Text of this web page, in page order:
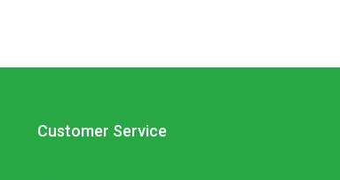
Customer Service